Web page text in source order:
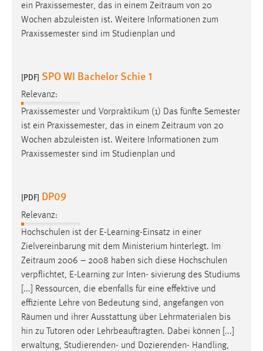
ein Praxissemester, das in einem Zeitraum von 20
Wochen abzuleisten ist. Weitere Informationen zum
Praxissemester sind im Studienplan und
[PDF] SPO WI Bachelor Schie 1
Relevanz:
Praxissemester und Vorpraktikum (1) Das fünfte Semester
ist ein Praxissemester, das in einem Zeitraum von 20
Wochen abzuleisten ist. Weitere Informationen zum
Praxissemester sind im Studienplan und
[PDF] DP09
Relevanz:
Hochschulen ist der E-Learning-Einsatz in einer
Zielvereinbarung mit dem Ministerium hinterlegt. Im
Zeitraum 2006 – 2008 haben sich diese Hochschulen
verpflichtet, E-Learning zur Inten- sivierung des Studiums
[...] Ressourcen, die ebenfalls für eine effektive und
effiziente Lehre von Bedeutung sind, angefangen von
Räumen und ihrer Ausstattung über Lehrmaterialen bis
hin zu Tutoren oder Lehrbeauftragten. Dabei können [...]
erwaltung, Studierenden- und Dozierenden- Handling,
Zweck:
Für performante Seitenauslieferung wird in diesem Cookie
gespeichert, ob man eingeloggt ist.
Sprachpräferenz
Name:
site-language-preference
Zweck:
Das Cookie speichert die gewählte Sprache der Website.
Chat
Name:
MibewSessionID, MIBEW_UserID, mibew_locale, mibew-
chat-frame-style-5e9dbeb1811c0446
Zweck:
Wird benötigt um die Chatfunktion nutzen zu können.
Cookie Laufzeit:
MibewSessionID, mibew-chat-frame-style-
5e9dbeb1811c0446 = Sitzungslaufzeit, mibew_locale = 3